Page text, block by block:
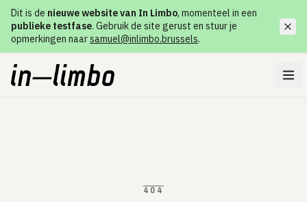
Dit is de nieuwe website van In Limbo, momenteel in een
publieke testfase. Gebruik de site gerust en stuur je
opmerkingen naarsamuel@inlimbo.brussels.
404